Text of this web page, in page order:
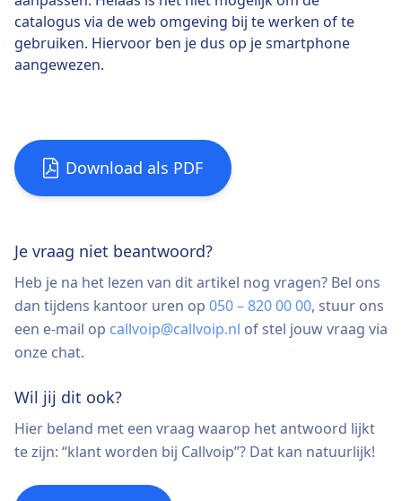
catalogus via de web omgeving bij te werken of te
gebruiken. Hiervoor ben je dus op je smartphone
aangewezen.
Download als PDF
Je vraag niet beantwoord?
Heb je na het lezen van dit artikel nog vragen? Bel ons
dan tijdens kantoor uren op 050 – 820 00 00, stuur ons
een e-mail op callvoip@callvoip.nl of stel jouw vraag via
onze chat.
Wil jij dit ook?
Hier beland met een vraag waarop het antwoord lijkt
te zijn: “klant worden bij Callvoip”? Dat kan natuurlijk!